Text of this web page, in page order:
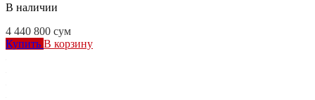
В наличии
4 440 800 сум
Купить В корзину